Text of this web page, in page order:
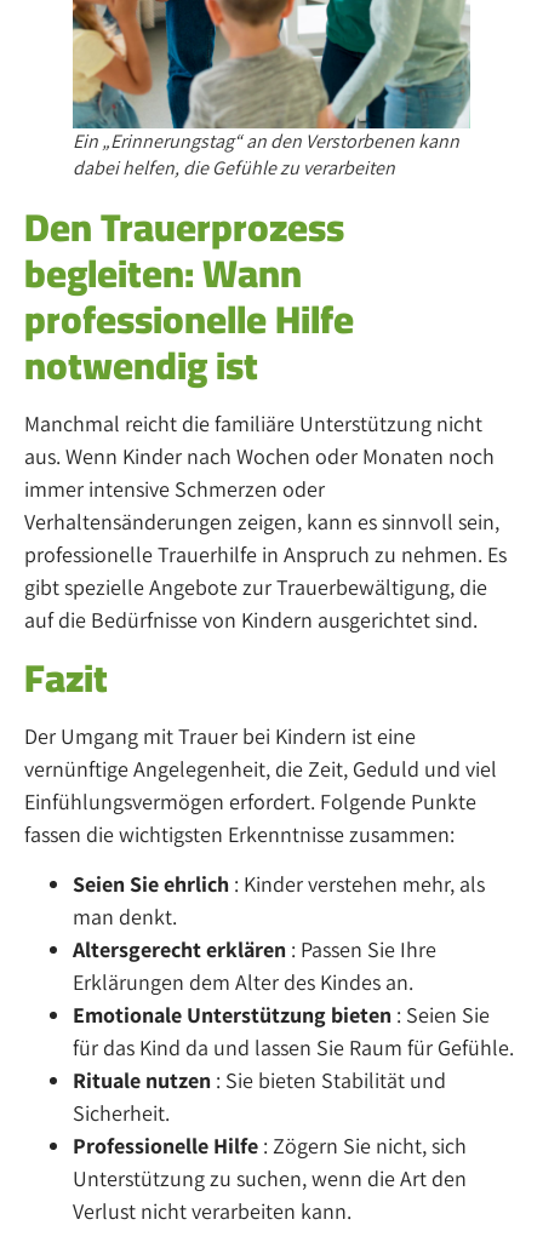
Ein „Erinnerungstag“ an den Verstorbenen kann
dabei helfen, die Gefühle zu verarbeiten
Den Trauerprozess
begleiten: Wann
professionelle Hilfe
notwendig ist
Manchmal reicht die familiäre Unterstützung nicht
aus. Wenn Kinder nach Wochen oder Monaten noch
immer intensive Schmerzen oder
Verhaltensänderungen zeigen, kann es sinnvoll sein,
professionelle Trauerhilfe in Anspruch zu nehmen. Es
gibt spezielle Angebote zur Trauerbewältigung, die
auf die Bedürfnisse von Kindern ausgerichtet sind.
Fazit
Der Umgang mit Trauer bei Kindern ist eine
vernünftige Angelegenheit, die Zeit, Geduld und viel
Einfühlungsvermögen erfordert. Folgende Punkte
fassen die wichtigsten Erkenntnisse zusammen:
Seien Sie ehrlich : Kinder verstehen mehr, als
man denkt.
Altersgerecht erklären : Passen Sie Ihre
Erklärungen dem Alter des Kindes an.
Emotionale Unterstützung bieten : Seien Sie
für das Kind da und lassen Sie Raum für Gefühle.
Rituale nutzen : Sie bieten Stabilität und
Sicherheit.
Professionelle Hilfe : Zögern Sie nicht, sich
Unterstützung zu suchen, wenn die Art den
Verlust nicht verarbeiten kann.